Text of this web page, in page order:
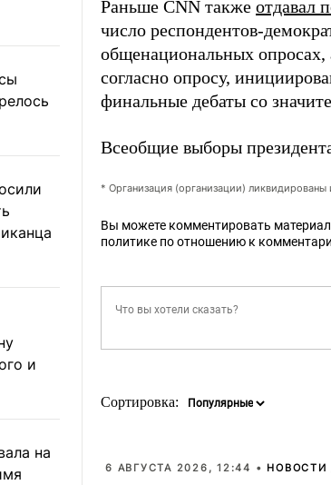
и
на
Раньше CNN также отдавал
число респондентов-
общенациональных
согласно опросу,
финальные дебаты со
Всеобщие выборы
* Организация (организации)
Вы можете комментировать
политике по отношению к
Сортировка:
6 АВГУСТА 2026, 12:44 • НОВОСТИ